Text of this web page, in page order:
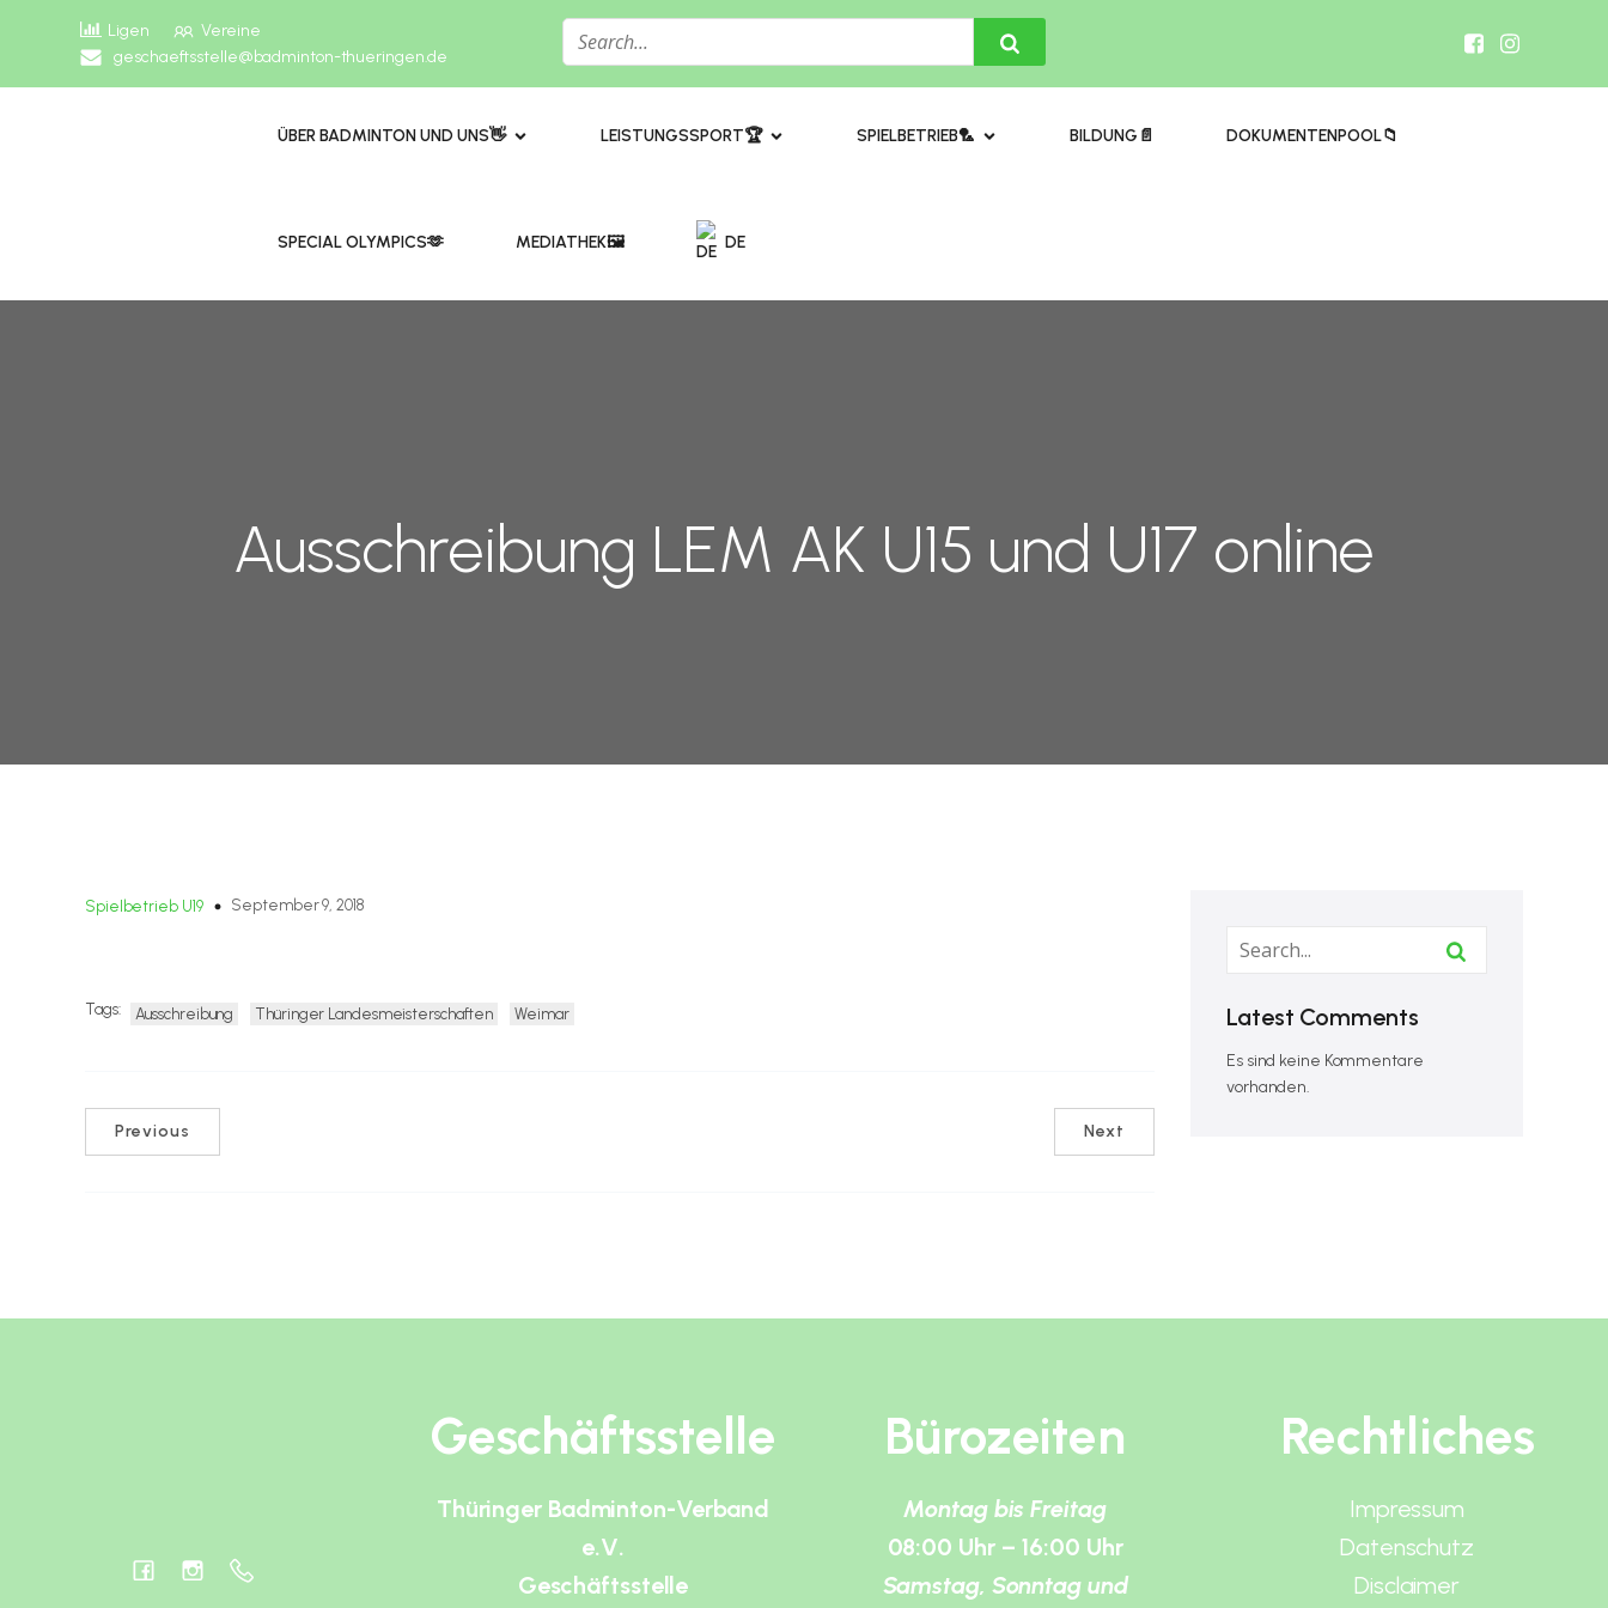
Ligen
Vereine
geschaeftsstelle@badminton-thueringen.de
ÜBER BADMINTON UND UNS👋 ​LEISTUNGSSPORT🏆 SPIELBETRIEB🏸 BILDUNG📄 DOKUMENTENPOOL📁
​​SPECIAL OLYMPICS🫶 MEDIATHEK🖼️​ DE
Ausschreibung LEM AK U15 und U17 online
Spielbetrieb U19 September 9, 2018
Tags: Ausschreibung Thüringer Landesmeisterschaften Weimar
Previous Next
Latest Comments
Es sind keine Kommentare
vorhanden.
Geschäftsstelle
Thüringer Badminton-Verband
e.V.
Geschäftsstelle
Bürozeiten
Montag bis Freitag
08:00 Uhr – 16:00 Uhr
Samstag, Sonntag und
Rechtliches
Impressum
Datenschutz
Disclaimer